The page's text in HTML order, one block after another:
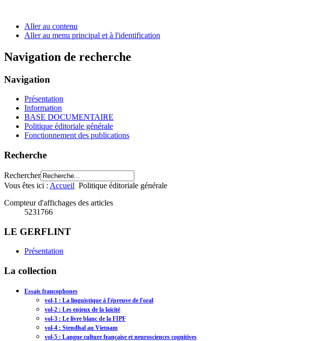
Aller au contenu
Aller au menu principal et à l'identification
Navigation de recherche
Navigation
Présentation
Information
BASE DOCUMENTAIRE
Politique éditoriale générale
Fonctionnement des publications
Recherche
Rechercher
Vous êtes ici : Accueil Politique éditoriale générale
Compteur d'affichages des articles
5231766
LE GERFLINT
Présentation
La collection
Essais francophones
vol-1 : La linguistique à l'épreuve de l'oral
vol-2 : Les enjeux de la laïcité
vol-3 : Le livre blanc de la FIPF
vol-4 : Stendhal au Vietnam
vol-5 : Langue culture française et neurosciences cognitives